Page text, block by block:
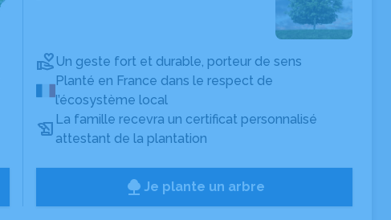
Un geste fort et durable, porteur de sens
Planté en France dans le respect de
l’écosystème local
La famille recevra un certificat personnalisé
attestant de la plantation
Je plante un arbre